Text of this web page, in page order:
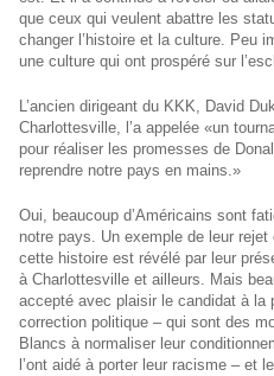
que ceux qui veulent abattre les
changer l’histoire et la culture. Peu
une culture qui ont prospéré sur
L’ancien dirigeant du KKK, David
Charlottesville, l’a appelée «un
pour réaliser les promesses de
reprendre notre pays en mains.»
Oui, beaucoup d’Américains sont
notre pays. Un exemple de leur
cette histoire est révélé par leur
à Charlottesville et ailleurs. Mais
accepté avec plaisir le candidat à la
correction politique – qui sont des
Blancs à normaliser leur
l’ont aidé à porter leur racisme – et